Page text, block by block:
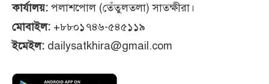
কার্যালয়: পলাশপোল (তেঁতুলতলা) সাতক্ষীরা।
মোবাইল: +৮৮০১৭৪৬-৫৪৫১১৯
ইমেইল: dailysatkhira@gmail.com